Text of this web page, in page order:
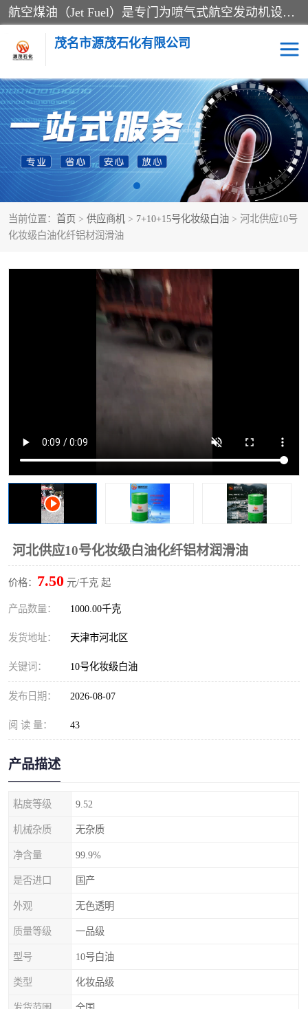
航空煤油（Jet Fuel）是专门为喷气式航空发动机设计的高纯度燃料，主要分为Jet A、Jet A-1和Jet B等类型。其特点是闪点高、低温流动性好，并添加了抗静电剂和抗氧化剂以确保飞行安全。航空煤油需
茂名市源茂石化有限公司
当前位置： 首页 > 供应商机 > 7+10+15号化妆级白油 > 河北供应10号
化妆级白油化纤铝材润滑油
河北供应10号化妆级白油化纤铝材润滑油
价格： 7.50 元/千克 起
产品数量： 1000.00千克
发货地址： 天津市河北区
关键词： 10号化妆级白油
发布日期： 2026-08-07
阅 读 量： 43
产品描述
粘度等级 9.52
机械杂质 无杂质
净含量 99.9%
是否进口 国产
外观 无色透明
质量等级 一品级
型号 10号白油
类型 化妆品级
RP3航空煤油 D20+D30溶剂油
D40+D60溶剂油 D80+D100溶剂油
6号+120号溶剂油 260号溶剂油
异构烷烃 天然乳胶
26+32号化妆级白油 46+68号化妆级白油